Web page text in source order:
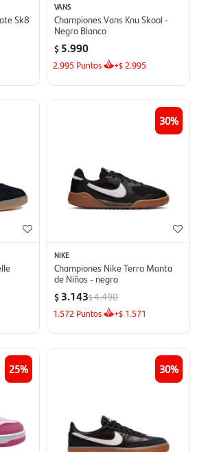
Sk8
VANS
Championes Vans Knu Skool -
Negro Blanco
$ 5.990
2.995 Puntos +$ 2.995
30
NIKE
Championes Nike Terra Manta
de Niños - negro
$ 3.143$4.490
1.572 Puntos +$ 1.571
25 30